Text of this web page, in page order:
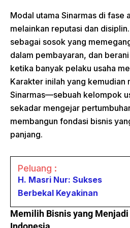
Modal utama Sinarmas di fase
melainkan reputasi dan
sebagai sosok yang
dalam pembayaran, dan
ketika banyak pelaku usaha
Karakter inilah yang kemudian
Sinarmas—sebuah kelompok
sekadar mengejar
membangun fondasi bisnis
panjang.
Peluang :
H. Masri Nur: Sukses
Berbekal Keyakinan
Memilih Bisnis yang